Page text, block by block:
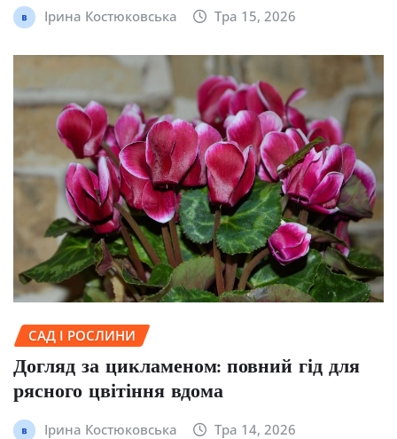
Ірина Костюковська Тра 15, 2026
САД І РОСЛИНИ
Догляд за цикламеном: повний гід для
рясного цвітіння вдома
Ірина Костюковська Тра 14, 2026